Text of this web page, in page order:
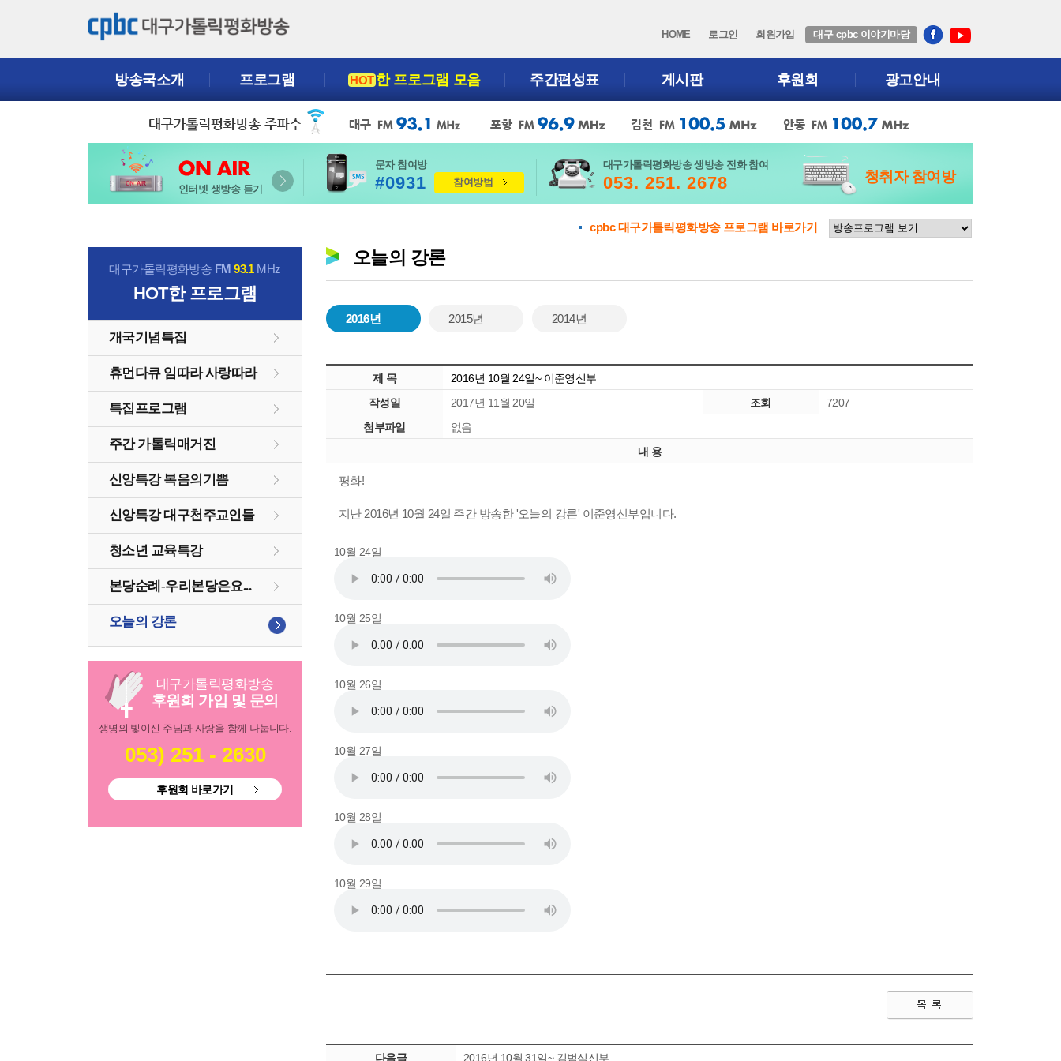
HOME 로그인 회원가입 대구 cpbc 이야기마당
방송국소개 프로그램 HOT한 프로그램 모음 주간편성표 게시판 후원회 광고안내
인터넷 생방송 듣기
문자 참여방
#0931 참여방법
대구가톨릭평화방송 생방송 전화 참여
053. 251. 2678 청취자 참여방
cpbc 대구가톨릭평화방송 프로그램 바로가기
대구가톨릭평화방송 FM93.1MHz
HOT한 프로그램
개국기념특집
휴먼다큐 임따라 사랑따라
특집프로그램
주간 가톨릭매거진
신앙특강 복음의기쁨
신앙특강 대구천주교인들
청소년 교육특강
본당순례-우리본당은요...
오늘의 강론
대구가톨릭평화방송
후원회 가입 및 문의
생명의 빛이신 주님과 사랑을 함께 나눕니다.
053) 251 - 2630
후원회 바로가기
오늘의 강론
2016년 2015년 2014년
제 목
2016년 10월 24일~ 이준영신부
작성일
2017년 11월 20일 조회
7207
첨부파일
없음
내 용
평화!
지난 2016년 10월 24일 주간 방송한 '오늘의 강론' 이준영신부입니다.
10월 24일
10월 25일
10월 26일
10월 27일
10월 28일
10월 29일
다음글 2016년 10월 31일~ 김범식신부